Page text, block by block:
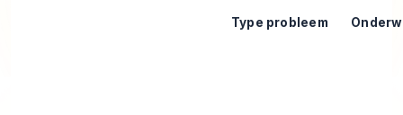
Type probleem